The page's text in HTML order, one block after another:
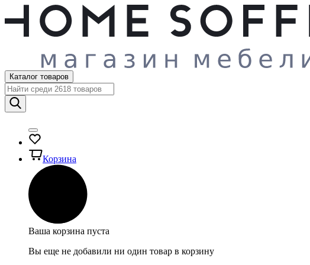
Каталог товаров
Корзина
Ваша корзина пуста
Вы еще не добавили ни один товар в корзину